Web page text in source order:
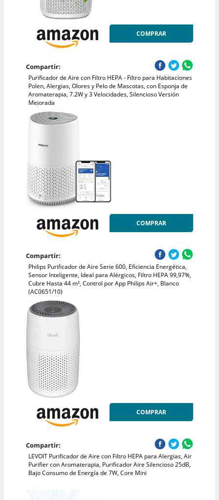
COMPRAR
Compartir:
Purificador de Aire con Filtro HEPA - Filtro para Habitaciones
Polen, Alergias, Olores y Pelo de Mascotas, con Esponja de
Aromaterapia, 7.2W y 3 Velocidades, Silencioso Versión
Mejorada
COMPRAR
Compartir:
Philips Purificador de Aire Serie 600, Eficiencia Energética,
Sensor Inteligente, Ideal para Alérgicos, Filtro HEPA 99,97%,
Cubre Hasta 44 m², Control por App Philips Air+, Blanco
(AC0651/10)
COMPRAR
Compartir:
LEVOIT Purificador de Aire con Filtro HEPA para Alergias, Air
Purifier con Aromaterapia, Purificador Aire Silencioso 25dB,
Bajo Consumo de Energía de 7W, Core Mini